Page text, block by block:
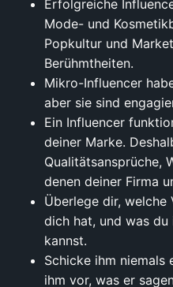
Erfolgreiche
Mode- und
Popkultur und
Berühmtheiten.
Mikro-Influencer
aber sie sind
Ein Influencer
deiner Marke.
Qualitätsansprüche,
denen deiner Firma
Überlege dir,
dich hat, und was
kannst.
Schicke ihm niemals
ihm vor, was er